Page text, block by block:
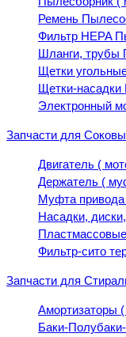
Ремень
Фильтр HEPA
Шланги, трубы
Щетки
Щетки-
Электронный
Запчасти для
Двигатель (
Держатель (
Муфта
Насадки,
Фильтр-сито
Запчасти для
Амортизаторы
Баки-